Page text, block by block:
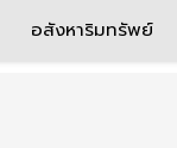
อสังหาริมทรัพย์